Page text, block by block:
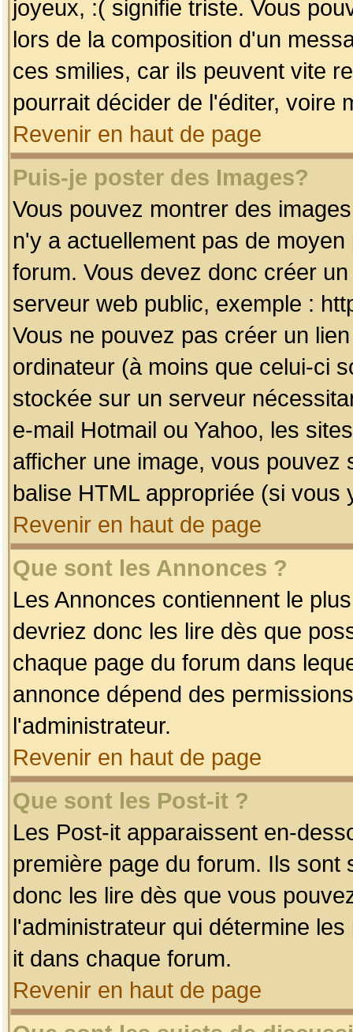
joyeux, :( signifie triste. Vous
lors de la composition d'un
ces smilies, car ils peuvent vite
pourrait décider de l'éditer, voire
Revenir en haut de page
Puis-je poster des Images?
Vous pouvez montrer des
n'y a actuellement pas de
forum. Vous devez donc créer
serveur web public, exemple :
Vous ne pouvez pas créer un
ordinateur (à moins que celui-ci
stockée sur un serveur
e-mail Hotmail ou Yahoo, les
afficher une image, vous pouvez
balise HTML appropriée (si vous
Revenir en haut de page
Que sont les Annonces ?
Les Annonces contiennent le
devriez donc les lire dès que
chaque page du forum dans
annonce dépend des
l'administrateur.
Revenir en haut de page
Que sont les Post-it ?
Les Post-it apparaissent en-
première page du forum. Ils
donc les lire dès que vous
l'administrateur qui détermine
it dans chaque forum.
Revenir en haut de page